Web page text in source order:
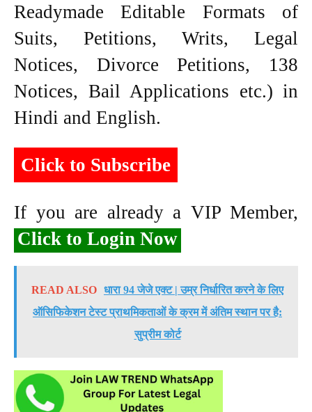
Readymade Editable Formats of
Suits, Petitions, Writs, Legal
Notices, Divorce Petitions, 138
Notices, Bail Applications etc.) in
Hindi and English.
Click to Subscribe
If you are already a VIP Member,
Click to Login Now
READ ALSO धारा 94 जेजे एक्ट | उम्र निर्धारित करने के लिए
ऑसिफिकेशन टेस्ट प्राथमिकताओं के क्रम में अंतिम स्थान पर है:
सुप्रीम कोर्ट